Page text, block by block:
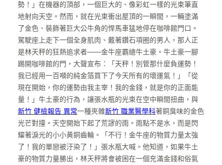
勢！」在機器的頂部，一個巨大的、像彩虹一樣的光束筆直
地射向天空。然而，就在光束衝出屋頂的一瞬間，一輛塗滿
了金色、裝飾著巨大公牛角的悍馬車猛地停在咖啡館門口。
駕駛座上走下一個全身肌肉、戴著鑽石項圈的男人，那人正
是林天秤的狂熱追求者——金牛座霸總牛土豪。牛土豪一腳
踢開咖啡館的門，大聲宣布：「天秤！別管那什麼負運勢！
我已經用一百噸的純金箔買下了今天所有的壞運氣！」「從
現在開始，你的運勢由我主宰！我的金錢，就是你的正面能
量！」牛土豪的行為，讓張水瓶的光束在空中瞬間扭曲，與
新竹 健檢報告 異常一種夾雜新竹 職業醫學科著銅臭味的金色
光芒對撞。天空開始下起了荒謬的雨。雨點不是水，而是閃
耀著淚光的小小黃銅齒輪。「不行！金牛座的物質力量太強
了！我的單戀被汙染了！」張水瓶大喊。他知道，如果牛土
豪的物質力量勝出，林天秤將會被困在一個充滿金錢和俗氣